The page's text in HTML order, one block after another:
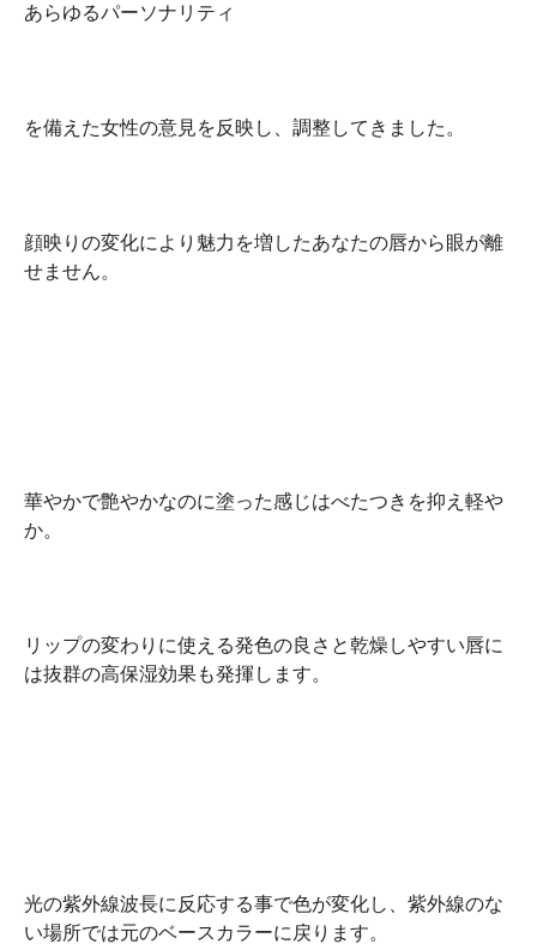
あらゆるパーソナリティ
を備えた女性の意見を反映し、調整してきました。
顔映りの変化により魅力を増したあなたの唇から眼が離
せません。
華やかで艶やかなのに塗った感じはべたつきを抑え軽や
か。
リップの変わりに使える発色の良さと乾燥しやすい唇に
は抜群の高保湿効果も発揮します。
光の紫外線波長に反応する事で色が変化し、紫外線のな
い場所では元のベースカラーに戻ります。